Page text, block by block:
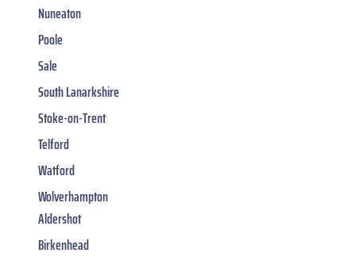
Nuneaton
Poole
Sale
South Lanarkshire
Stoke-on-Trent
Telford
Watford
Wolverhampton
Aldershot
Birkenhead